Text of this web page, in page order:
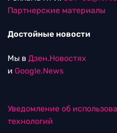
Партнерские материалы
Достойные новости
Мы в Дзен.Новостях
и Google.News
Уведомление об
технологий